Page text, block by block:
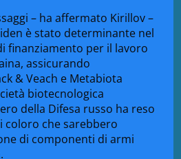
– ha affermato Kirillov –
è stato determinante nel
finanziamento per il lavoro
assicurando
& Veach e Metabiota
biotecnologica
della Difesa russo ha reso
coloro che sarebbero
di componenti di armi